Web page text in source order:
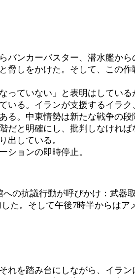
ンカーバスター、潜水艦か
しをかけた。そして、この
ていない」と表明はしてい
る。イランが支援するイラ
る。中東情勢は新たな戦争の
と明確にし、批判しなけれ
出している。
カレーションの即時停止。
の抗議行動が呼びかけ：武器
た。そして午後7時半からは
を踏み台にしながら、イラ